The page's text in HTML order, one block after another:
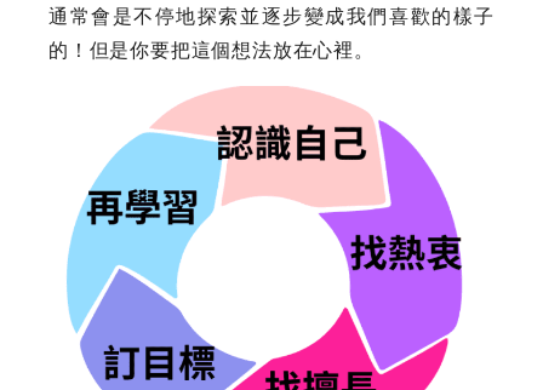
通常會是不停地探索並逐步變成我們喜歡的樣子
的！但是你要把這個想法放在心裡。